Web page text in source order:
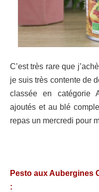
C’est très rare que
je suis très contente de
classée en catégorie
ajoutés et au blé
repas un mercredi pour
Pesto aux Aubergines
: